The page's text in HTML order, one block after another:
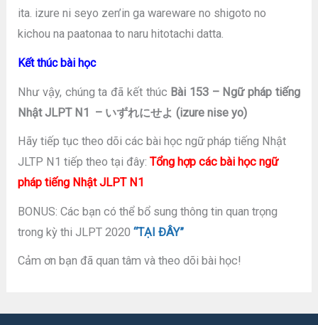
ita. izure ni seyo zen’in ga wareware no shigoto no
kichou na paatonaa to naru hitotachi datta.
Kết thúc bài học
Như vậy, chúng ta đã kết thúc Bài 153 – Ngữ pháp tiếng
Nhật JLPT N1 – いずれにせよ (izure nise yo)
Hãy tiếp tục theo dõi các bài học ngữ pháp tiếng Nhật
JLTP N1 tiếp theo tại đây:Tổng hợp các bài học ngữ
pháp tiếng Nhật JLPT N1
BONUS: Các bạn có thể bổ sung thông tin quan trọng
trong kỳ thi JLPT 2020“TẠI ĐÂY”
Cảm ơn bạn đã quan tâm và theo dõi bài học!